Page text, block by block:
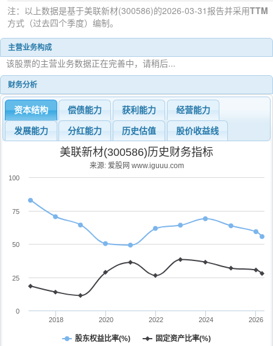
注：以上数据是基于美联新材(300586)的2026-03-31报告并采用TTM
方式（过去四个季度）编制。
主营业务构成
该股票的主营业务数据正在完善中，请稍后...
财务分析
资本结构 偿债能力 获利能力 经营能力
发展能力 分红能力 历史估值 股价收益线
美联新材(300586)历史财务指标
来源: 爱股网 www.iguuu.com
股东权益比率(%) 固定资产比率(%)
2018 2020 2022 2024 2026
0
25
50
75
100